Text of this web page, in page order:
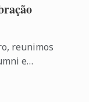
reunimos
e